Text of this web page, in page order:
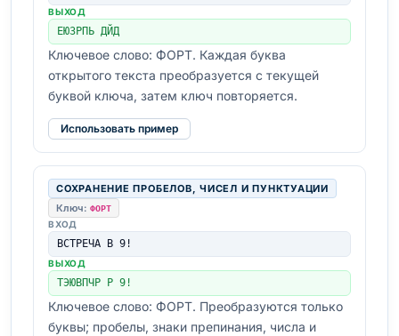
ВЫХОД
ЕЮЗРПЬ ДЙД
Ключевое слово: ФОРТ. Каждая буква
открытого текста преобразуется с текущей
буквой ключа, затем ключ повторяется.
Использовать пример
СОХРАНЕНИЕ ПРОБЕЛОВ, ЧИСЕЛ И ПУНКТУАЦИИ
Ключ: ФОРТ
ВХОД
ВСТРЕЧА В 9!
ВЫХОД
ТЭЮВПЧР Р 9!
Ключевое слово: ФОРТ. Преобразуются только
буквы; пробелы, знаки препинания, числа и